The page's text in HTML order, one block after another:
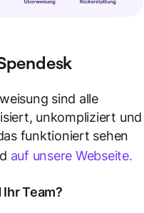
sind alle
unkompliziert und
funktioniert sehen
auf unsere Webseite.
Team?